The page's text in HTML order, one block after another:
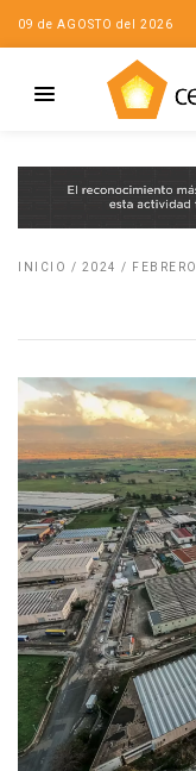
09 de AGOSTO del 2026
INICIO / 2024 / FEBRERO